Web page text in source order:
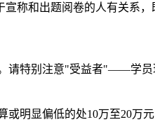
称和出题阅卷的人有关系，
请特别注意"受益者"——学
明显偏低的处10万至20万